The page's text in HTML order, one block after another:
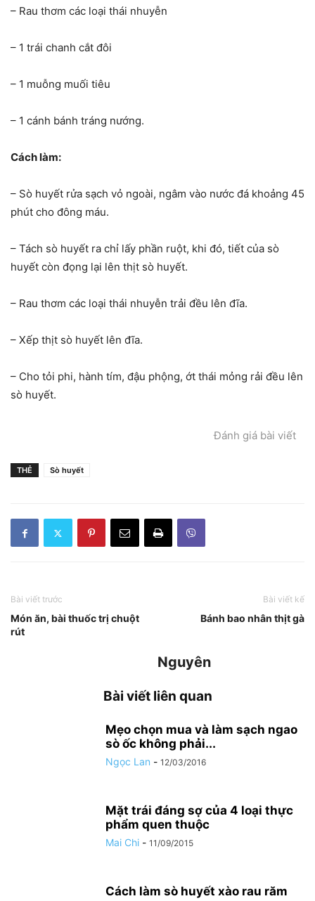
– Rau thơm các loại thái nhuyễn
– 1 trái chanh cắt đôi
– 1 muỗng muối tiêu
– 1 cánh bánh tráng nướng.
Cách làm:
– Sò huyết rửa sạch vỏ ngoài, ngâm vào nước đá khoảng 45
phút cho đông máu.
– Tách sò huyết ra chỉ lấy phần ruột, khi đó, tiết của sò
huyết còn đọng lại lên thịt sò huyết.
– Rau thơm các loại thái nhuyễn trải đều lên đĩa.
– Xếp thịt sò huyết lên đĩa.
– Cho tỏi phi, hành tím, đậu phộng, ớt thái mỏng rải đều lên
sò huyết.
Đánh giá bài viết
THẺ Sò huyết
Bài viết trước
Món ăn, bài thuốc trị chuột
rút
Bài viết kế
Bánh bao nhân thịt gà
Nguyên
Bài viết liên quan
Mẹo chọn mua và làm sạch ngao
sò ốc không phải...
Ngọc Lan - 12/03/2016
Mặt trái đáng sợ của 4 loại thực
phẩm quen thuộc
Mai Chi - 11/09/2015
Cách làm sò huyết xào rau răm